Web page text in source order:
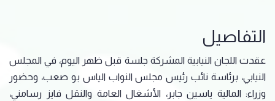
التفاصيل
عقدت اللجان النيابية المشركة جلسة قبل ظهر اليوم، في المجلس
النيابي، برئاسة نائب رئيس مجلس النواب الياس بو صعب، وحضور
وزراء: المالية ياسين جابر، الأشغال العامة والنقل فايز رسامني،